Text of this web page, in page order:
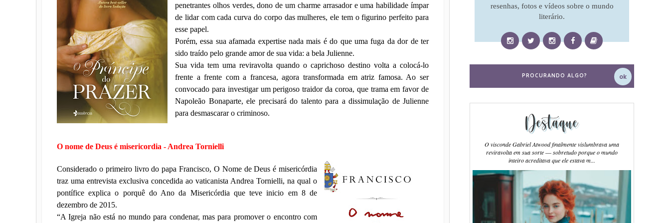
penetrantes olhos verdes, dono de um charme arrasador e uma habilidade ímpar
de lidar com cada curva do corpo das mulheres, ele tem o figurino perfeito para
esse papel.
Porém, essa sua afamada expertise nada mais é do que uma fuga da dor de ter
sido traído pelo grande amor de sua vida: a bela Julienne.
Sua vida tem uma reviravolta quando o caprichoso destino volta a colocá-lo
frente a frente com a francesa, agora transformada em atriz famosa. Ao ser
convocado para investigar um perigoso traidor da coroa, que trama em favor de
Napoleão Bonaparte, ele precisará do talento para a dissimulação de Julienne
para desmascarar o criminoso.
O nome de Deus é misericordia - Andrea Tornielli
Considerado o primeiro livro do papa Francisco, O Nome de Deus é misericórdia
traz uma entrevista exclusiva concedida ao vaticanista Andrea Tornielli, na qual o
pontífice explica o porquê do Ano da Misericórdia que teve inicio em 8 de
dezembro de 2015.
“A Igreja não está no mundo para condenar, mas para promover o encontro com
resenhas, fotos e vídeos sobre o mundo
literário.
Destaque
O visconde Gabriel Atwood finalmente vislumbrava uma
reviravolta em sua sorte ― sobretudo porque o mundo
inteiro acreditava que ele estava m...